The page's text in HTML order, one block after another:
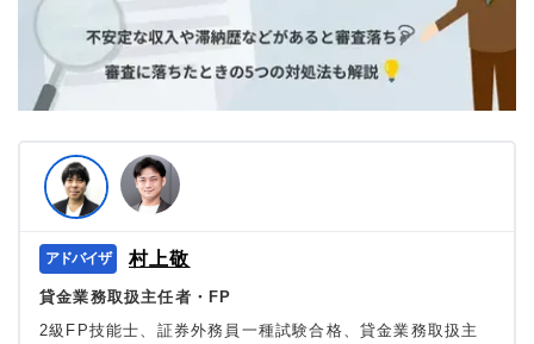
村上敬
貸金業務取扱主任者・FP
2級FP技能士、証券外務員一種試験合格、貸金業務取扱主